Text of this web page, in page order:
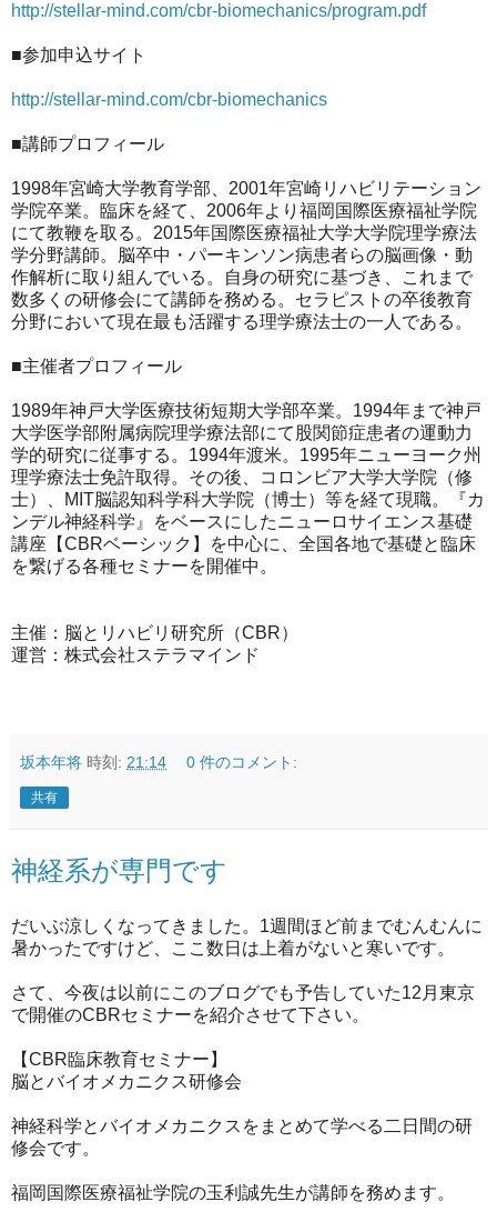
http://stellar-mind.com/cbr-biomechanics/program.pdf
■参加申込サイト
http://stellar-mind.com/cbr-biomechanics
■講師プロフィール
1998年宮崎大学教育学部、2001年宮崎リハビリテーション
学院卒業。臨床を経て、2006年より福岡国際医療福祉学院
にて教鞭を取る。2015年国際医療福祉大学大学院理学療法
学分野講師。脳卒中・パーキンソン病患者らの脳画像・動
作解析に取り組んでいる。自身の研究に基づき、これまで
数多くの研修会にて講師を務める。セラピストの卒後教育
分野において現在最も活躍する理学療法士の一人である。
■主催者プロフィール
1989年神戸大学医療技術短期大学部卒業。1994年まで神戸
大学医学部附属病院理学療法部にて股関節症患者の運動力
学的研究に従事する。1994年渡米。1995年ニューヨーク州
理学療法士免許取得。その後、コロンビア大学大学院（修
士）、MIT脳認知科学科大学院（博士）等を経て現職。『カ
ンデル神経科学』をベースにしたニューロサイエンス基礎
講座【CBRベーシック】を中心に、全国各地で基礎と臨床
を繋げる各種セミナーを開催中。
主催：脳とリハビリ研究所（CBR）
運営：株式会社ステラマインド
坂本年将 時刻: 21:14 0 件のコメント:
共有
神経系が専門です
だいぶ涼しくなってきました。1週間ほど前までむんむんに
暑かったですけど、ここ数日は上着がないと寒いです。
さて、今夜は以前にこのブログでも予告していた12月東京
で開催のCBRセミナーを紹介させて下さい。
【CBR臨床教育セミナー】
脳とバイオメカニクス研修会
神経科学とバイオメカニクスをまとめて学べる二日間の研
修会です。
福岡国際医療福祉学院の玉利誠先生が講師を務めます。